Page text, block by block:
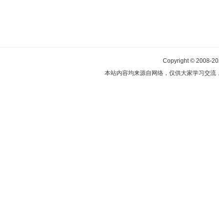
Copyright © 2008-
本站内容均来源自网络，仅供大家学习交